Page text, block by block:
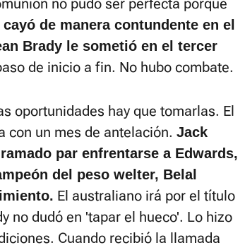
no pudo ser perfecta porque
de manera contundente en el
Brady le sometió en el tercer
de inicio a fin. No hubo combate.
oportunidades hay que tomarlas. El
con un mes de antelación. Jack
par enfrentarse a Edwards,
del peso welter, Belal
El australiano irá por el título
no dudó en 'tapar el hueco'. Lo hizo
Cuando recibió la llamada